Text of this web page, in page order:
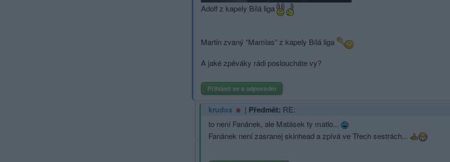
Adolf z kapely Bílá liga
Martin zvaný “Mamlas” z kapely Bílá liga
A jaké zpěváky rádi posloucháte vy?
Přihlásit se a odpovědět
krudox | Předmět: RE:
to není Fanánek, ale Matásek ty matlo...
Fanánek není zasranej skinhead a zpívá ve Třech sestrách...